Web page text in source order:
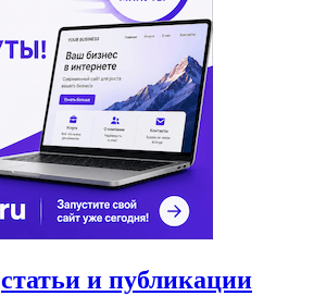
статьи и публикации